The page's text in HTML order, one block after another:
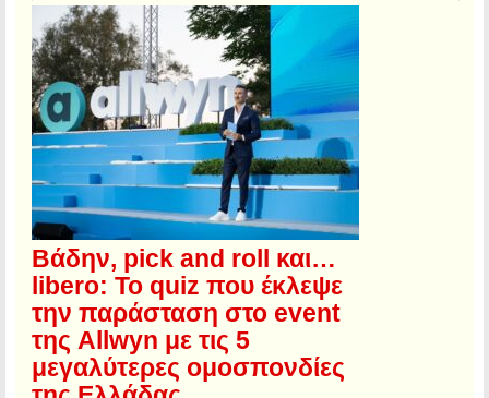
Βάδην, pick and roll και…
libero: Το quiz που έκλεψε
την παράσταση στο event
της Allwyn με τις 5
μεγαλύτερες ομοσπονδίες